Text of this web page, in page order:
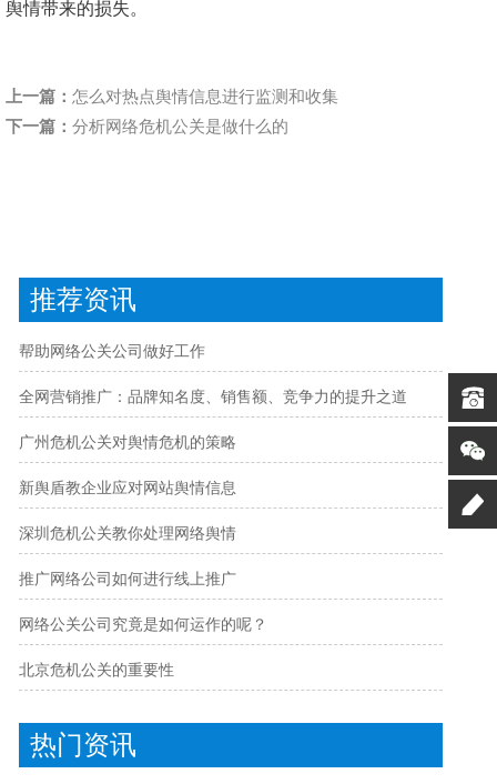
舆情带来的损失。
上一篇： 怎么对热点舆情信息进行监测和收集
下一篇： 分析网络危机公关是做什么的
推荐资讯
帮助网络公关公司做好工作
全网营销推广：品牌知名度、销售额、竞争力的提升之道
广州危机公关对舆情危机的策略
新舆盾教企业应对网站舆情信息
深圳危机公关教你处理网络舆情
推广网络公司如何进行线上推广
网络公关公司究竟是如何运作的呢？
北京危机公关的重要性
热门资讯